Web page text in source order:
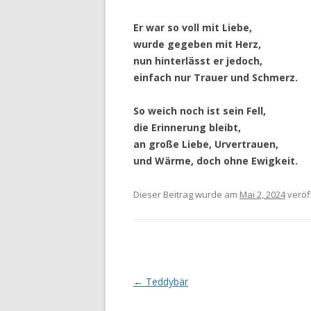
Er war so voll mit Liebe,
wurde gegeben mit Herz,
nun hinterlässt er jedoch,
einfach nur Trauer und Schmerz.
So weich noch ist sein Fell,
die Erinnerung bleibt,
an große Liebe, Urvertrauen,
und Wärme, doch ohne Ewigkeit.
Dieser Beitrag wurde am Mai 2, 2024
Beitragsnavigation
← Teddybär